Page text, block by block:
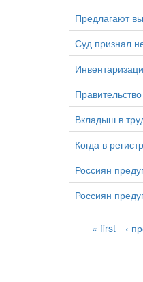
Предлагают
Суд признал
Вкладыш в
Когда в
Россиян
Россиян
« first ‹